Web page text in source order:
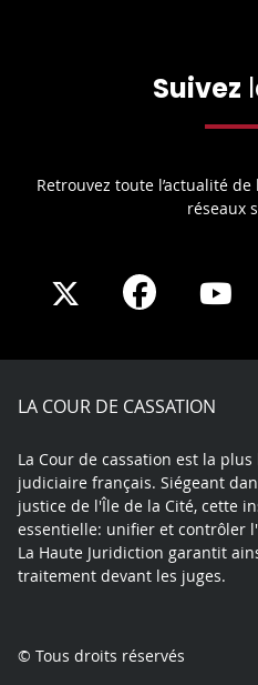
Suivez
Retrouvez toute l’actualité
réseaux
Share
X
Share
Facebook
LA COUR DE CASSATION
La Cour de cassation est la
judiciaire français. Siégeant
justice de l'Île de la Cité, cette
essentielle: unifier et contrôler
La Haute Juridiction garantit
traitement devant les juges.
© Tous droits réservés